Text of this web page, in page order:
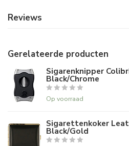
Reviews
Gerelateerde producten
Sigarenknipper
Black/Chrome
Op voorraad
Sigarettenkoker
Black/Gold